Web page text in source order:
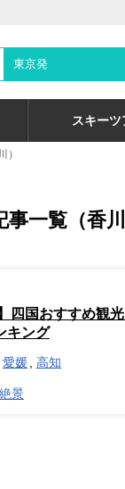
東京発
スキーツ
）
事一覧（香川
四国おすすめ観
キング
愛媛 高知
景